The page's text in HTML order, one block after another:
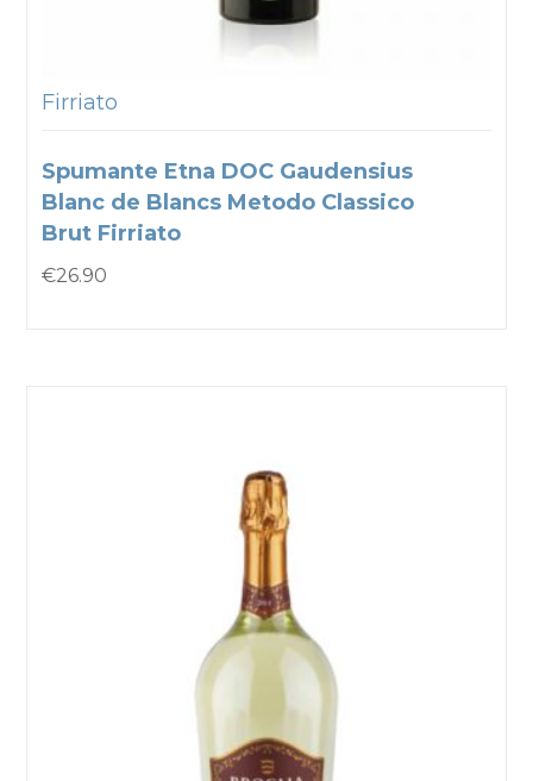
Firriato
Spumante Etna DOC Gaudensius
Blanc de Blancs Metodo Classico
Brut Firriato
€26.90